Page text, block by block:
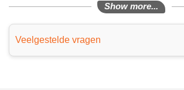
Show more...
Veelgestelde vragen